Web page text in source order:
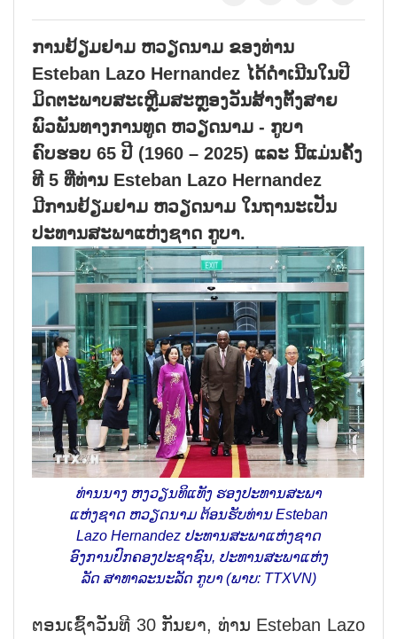
ການຢ້ຽມຢາມ ຫວຽດນາມ ຂອງທ່ານ
Esteban Lazo Hernandez ໄດ້ດຳເນີນໃນປີ
ມິດຕະພາບສະເຫຼີມສະຫຼອງວັນສ້າງຕັ້ງສາຍ
ພົວພັນທາງການທູດ ຫວຽດນາມ - ກູບາ
ຄົບຮອບ 65 ປີ (1960 – 2025) ແລະ ນີ້ແມ່ນຄັ້ງ
ທີ 5 ທີ່ທ່ານ Esteban Lazo Hernandez
ມີການຢ້ຽມຢາມ ຫວຽດນາມ ໃນຖານະເປັນ
ປະທານສະພາແຫ່ງຊາດ ກູບາ.
ທ່ານນາງ ຫງວຽນທິແທັງ ຮອງປະທານສະພາ
ແຫ່ງຊາດ ຫວຽດນາມ ຕ້ອນຮັບທ່ານ Esteban
Lazo Hernandez ປະທານສະພາແຫ່ງຊາດ
ອົງການປົກຄອງປະຊາຊົນ, ປະທານສະພາແຫ່ງ
ລັດ ສາທາລະນະລັດ ກູບາ (ພາບ: TTXVN)
ຕອນເຊົ້າວັນທີ 30 ກັນຍາ, ທ່ານ Esteban Lazo